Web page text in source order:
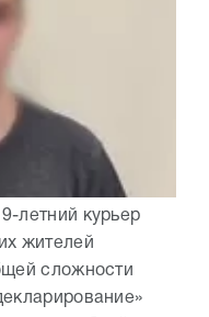
летний курьер
жителей
сложности